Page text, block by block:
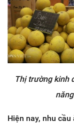
Thị trường kinh
Hiện nay, nhu